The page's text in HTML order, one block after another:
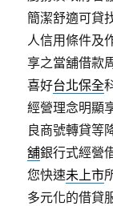
簡潔舒適可貸
人信用條件及
享之當舖借款
喜好台北保全
經營理念明顯
良商號轉貸等
舖銀行式經營
您快速未上市
多元化的借貸